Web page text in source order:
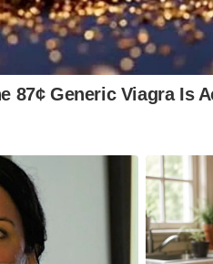
ആപ്പിന്
സാങ്കേതിക
ഈ കാലത്ത്, ഒരേ പേരിൽ
ഇത്
ഇല്ലാത്തതിനാൽ
കടുത്ത
അക്കൗണ്ട് ഓപ്ഷനിൽ